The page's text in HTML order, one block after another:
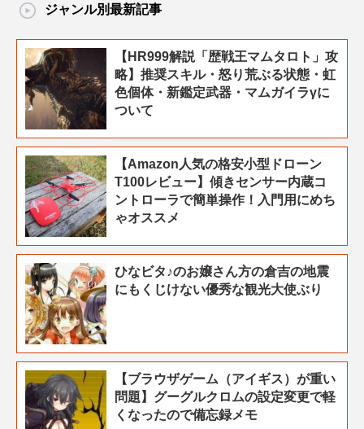
ジャンル別最新記事
【HR999解説「歴戦王マムタロト」攻
略】推奨スキル・怒り荒ぶる状態・虹
色個体・新鑑定武器・マムガイラγに
ついて
【Amazon人気の格安小型ドローン
T100レビュー】傾きセンサー内蔵コ
ントローラで簡単操作！入門用にめち
ゃオススメ
ひなビタ♪のお嬢さん方の倉吉の地震
にもくじけない優秀な観光大使ぶり
【ブラウザゲーム（アイギス）が重い
問題】グーグルクロムの設定変更で軽
くなったので備忘録メモ